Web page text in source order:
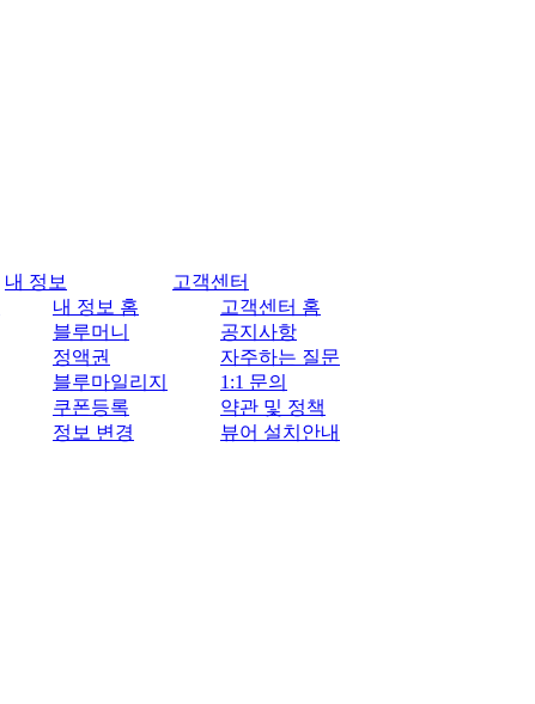
내 정보
내 정보 홈
블루머니
정액권
블루마일리지
쿠폰등록
정보 변경
고객센터
고객센터 홈
공지사항
자주하는 질문
1:1 문의
약관 및 정책
뷰어 설치안내